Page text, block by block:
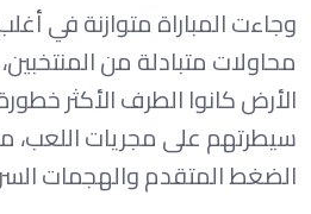
وجاءت المباراة متوازنة في
محاولات متبادلة من
الأرض كانوا الطرف الأكثر
سيطرتهم على مجريات اللعب،
الضغط المتقدم والهجمات